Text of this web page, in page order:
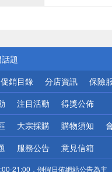
告
題
惠
區配送
頁！請小心！
促銷目錄 分店資訊 保險
注目活動 得獎公佈
大宗採購 購物須知
服務公告 意見信箱
21:00，例假日依網站公告為主